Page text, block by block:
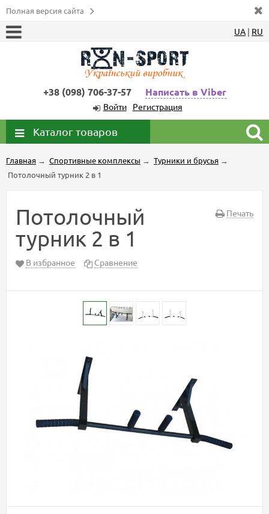
Полная версия сайта
UA | RU
+38 (098) 706-37-57 Написать в Viber
Войти Регистрация
Каталог товаров
Главная → Спортивные комплексы → Турники и брусья →
Потолочный турник 2 в 1
Печать
Потолочный
турник 2 в 1
В избранное Сравнение